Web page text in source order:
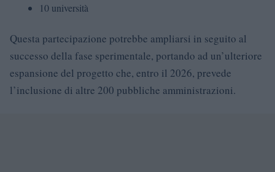
10 università
Questa partecipazione potrebbe ampliarsi in seguito al
successo della fase sperimentale, portando ad un’ulteriore
espansione del progetto che, entro il 2026, prevede
l’inclusione di altre 200 pubbliche amministrazioni.